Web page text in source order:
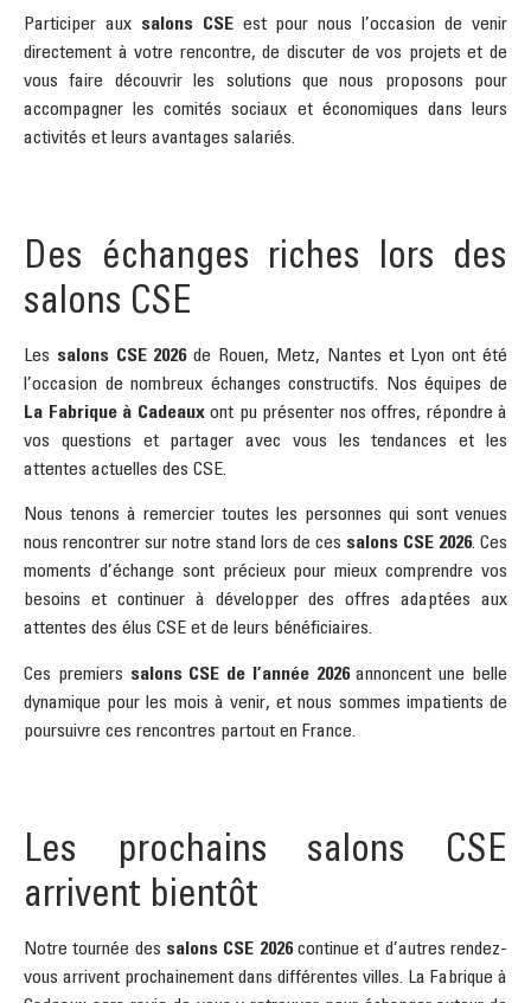
Participer aux salons CSEest pour nous l’occasion de venir
directement à votre rencontre, de discuter de vos projets et de
vous faire découvrir les solutions que nous proposons pour
accompagner les comités sociaux et économiques dans leurs
activités et leurs avantages salariés.
Des échanges riches lors des
salons CSE
Les salons CSE 2026de Rouen, Metz, Nantes et Lyon ont été
l’occasion de nombreux échanges constructifs. Nos équipes de
La Fabrique à Cadeauxont pu présenter nos offres, répondre à
vos questions et partager avec vous les tendances et les
attentes actuelles des CSE.
Nous tenons à remercier toutes les personnes qui sont venues
nous rencontrer sur notre stand lors de ces salons CSE 2026. Ces
moments d’échange sont précieux pour mieux comprendre vos
besoins et continuer à développer des offres adaptées aux
attentes des élus CSE et de leurs bénéficiaires.
Ces premiers salons CSE de l’année 2026annoncent une belle
dynamique pour les mois à venir, et nous sommes impatients de
poursuivre ces rencontres partout en France.
Les prochains salons CSE
arrivent bientôt
Notre tournée des salons CSE 2026continue et d’autres rendez-
vous arrivent prochainement dans différentes villes. La Fabrique à